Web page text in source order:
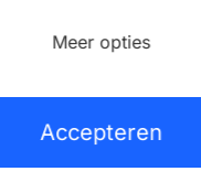
Meer opties
Accepteren